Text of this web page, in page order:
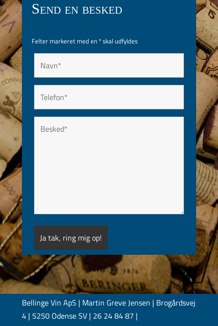
Send en besked
Felter markeret med en *skal udfyldes
Bellinge Vin ApS | Martin Greve Jensen | Brogårdsvej
4 | 5250 Odense SV | 26 24 84 87 |